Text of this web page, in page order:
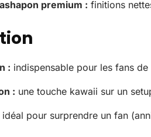
premium : finitions
: indispensable pour les fans
: une touche kawaii sur un
idéal pour surprendre un fan